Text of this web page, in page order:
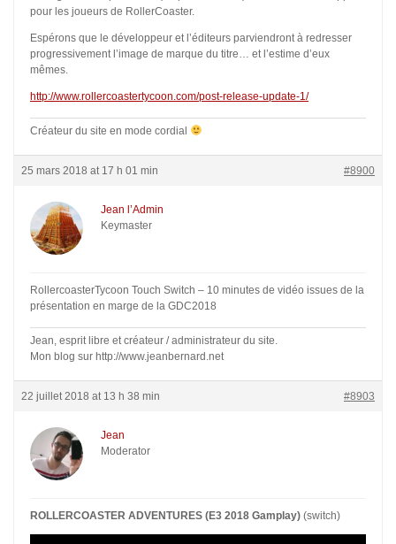
pour les joueurs de RollerCoaster.
Espérons que le développeur et l’éditeurs parviendront à redresser
progressivement l’image de marque du titre… et l’estime d’eux
mêmes.
http://www.rollercoastertycoon.com/post-release-update-1/
Créateur du site en mode cordial
25 mars 2018 at 17 h 01 min #8900
Jean l’Admin
Keymaster
RollercoasterTycoon Touch Switch – 10 minutes de vidéo issues de la
présentation en marge de la GDC2018
Jean, esprit libre et créateur / administrateur du site.
Mon blog sur http://www.jeanbernard.net
22 juillet 2018 at 13 h 38 min #8903
Jean
Moderator
ROLLERCOASTER ADVENTURES (E3 2018 Gamplay) (switch)